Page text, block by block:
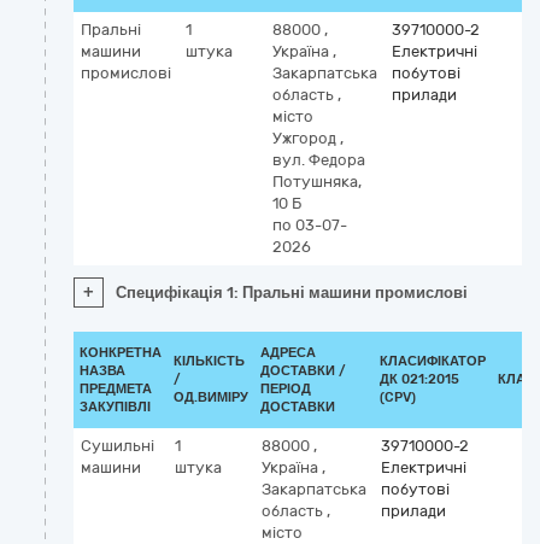
Пральні
машини
промислові
1
штука
88000 ,
Україна ,
Закарпатська
область ,
місто
Ужгород ,
вул. Федора
Потушняка,
10 Б
по 03-07-
2026
39710000-2
Електричні
побутові
прилади
+ Специфікація 1: Пральні машини промислові
КОНКРЕТНА
НАЗВА
ПРЕДМЕТА
ЗАКУПІВЛІ
КІЛЬКІСТЬ
/
ОД.ВИМІРУ
АДРЕСА
ДОСТАВКИ /
ПЕРІОД
ДОСТАВКИ
КЛАСИФІКАТОР
ДК 021:2015
(CPV)
Сушильні
машини
1
штука
88000 ,
Україна ,
Закарпатська
область ,
місто
39710000-2
Електричні
побутові
прилади